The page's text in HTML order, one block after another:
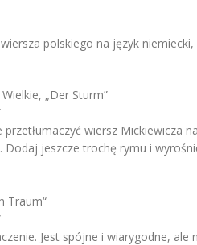
polskiego na język
„Der Sturm”
przetłumaczyć wiersz
Dodaj jeszcze trochę rymu i
Traum“
Jest spójne i wiarygodne,